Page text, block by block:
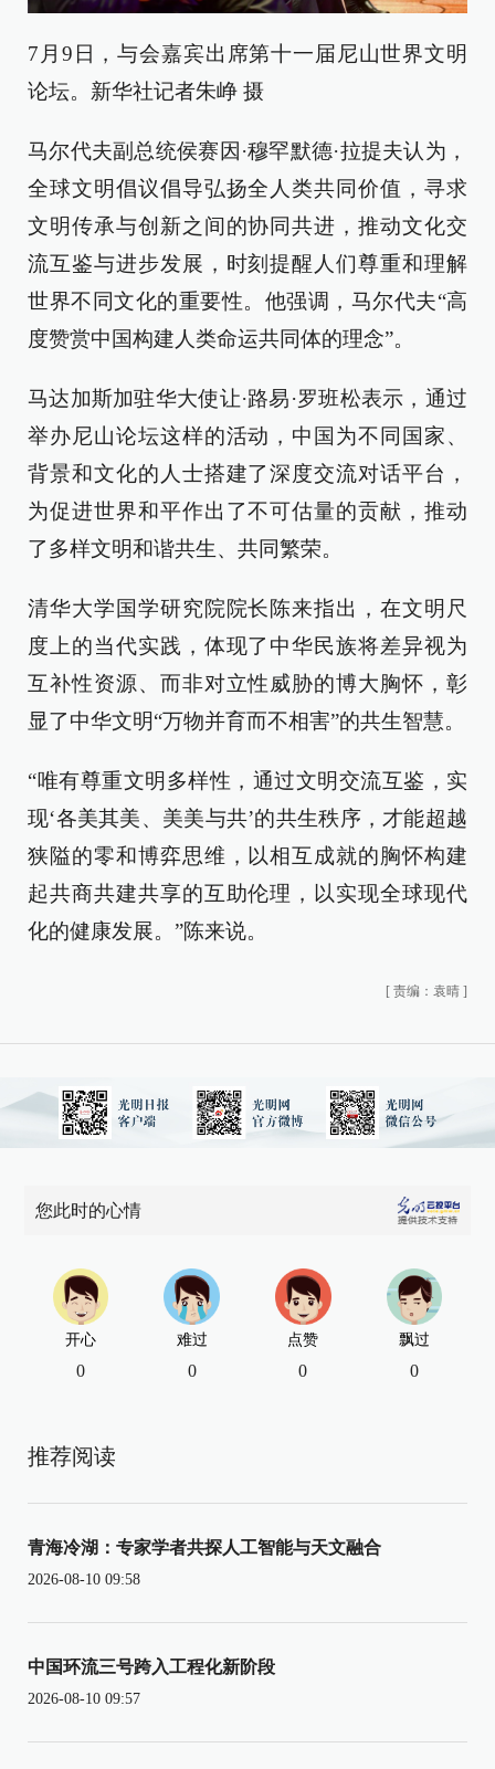
7月9日，与会嘉宾出席第十一届尼山世界文明
论坛。新华社记者朱峥 摄
马尔代夫副总统侯赛因·穆罕默德·拉提夫认为，
全球文明倡议倡导弘扬全人类共同价值，寻求
文明传承与创新之间的协同共进，推动文化交
流互鉴与进步发展，时刻提醒人们尊重和理解
世界不同文化的重要性。他强调，马尔代夫“高
度赞赏中国构建人类命运共同体的理念”。
马达加斯加驻华大使让·路易·罗班松表示，通过
举办尼山论坛这样的活动，中国为不同国家、
背景和文化的人士搭建了深度交流对话平台，
为促进世界和平作出了不可估量的贡献，推动
了多样文明和谐共生、共同繁荣。
清华大学国学研究院院长陈来指出，在文明尺
度上的当代实践，体现了中华民族将差异视为
互补性资源、而非对立性威胁的博大胸怀，彰
显了中华文明“万物并育而不相害”的共生智慧。
“唯有尊重文明多样性，通过文明交流互鉴，实
现‘各美其美、美美与共’的共生秩序，才能超越
狭隘的零和博弈思维，以相互成就的胸怀构建
起共商共建共享的互助伦理，以实现全球现代
化的健康发展。”陈来说。
[ 责编：袁晴 ]
您此时的心情
开心
0
难过
0
点赞
0
飘过
0
推荐阅读
青海冷湖：专家学者共探人工智能与天文融合
2026-08-10 09:58
中国环流三号跨入工程化新阶段
2026-08-10 09:57